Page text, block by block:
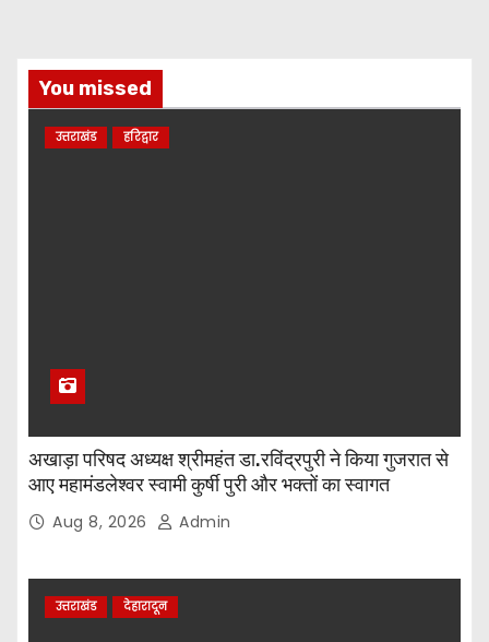
You missed
उत्तराखंड हरिद्वार
अखाड़ा परिषद अध्यक्ष श्रीमहंत डा.रविंद्रपुरी ने किया गुजरात से
आए महामंडलेश्वर स्वामी कुर्षी पुरी और भक्तों का स्वागत
Aug 8, 2026 Admin
उत्तराखंड देहारादून